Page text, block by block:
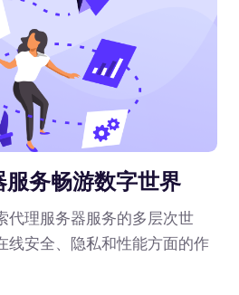
务畅游数字世界
代理服务器服务的多层次世
线安全、隐私和性能方面的作